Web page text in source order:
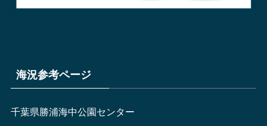
海況参考ページ
千葉県勝浦海中公園センター